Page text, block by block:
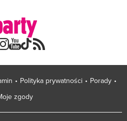
Polityka prywatności
Porady
zgody